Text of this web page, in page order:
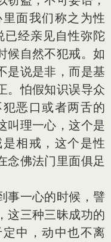
面我们称之为性
已经亲见自性弥陀
候自然不犯戒。如
是说是非，而是基
。怕假知识误导众
恶口或者两舌的
叫理一心，这个是
相戒，这个是性
念佛法门里面俱足
事一心的时候，譬
这三种三昧成功的
中，动中也不离